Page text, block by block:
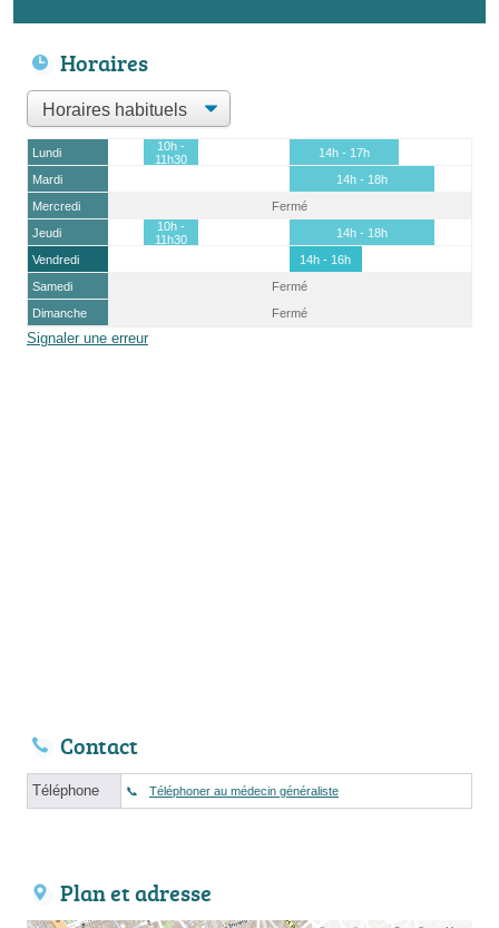
Horaires
Lundi
10h -
11h30
14h - 17h
Mardi
14h - 18h
Mercredi
Fermé
Jeudi
10h -
11h30
14h - 18h
Vendredi
14h - 16h
Samedi
Fermé
Dimanche
Fermé
Signaler une erreur
Contact
Téléphone Téléphoner au médecin généraliste
Plan et adresse